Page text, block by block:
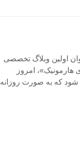
هارمونیک» در سال ۱۳۸۲، به عنوان اولین وبلاگ تخصصی
امروز
که به صورت روزانه